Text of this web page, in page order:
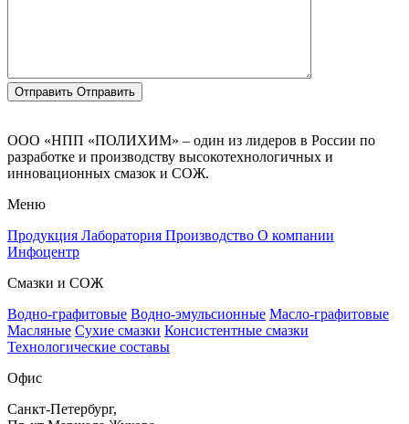
Отправить Отправить
ООО «НПП «ПОЛИХИМ» – один из лидеров в России по
разработке и производству высокотехнологичных и
инновационных смазок и СОЖ.
Меню
Продукция Лаборатория Производство О компании
Инфоцентр
Смазки и СОЖ
Водно-графитовые Водно-эмульсионные Масло-графитовые
Масляные Сухие смазки Консистентные смазки
Технологические составы
Офис
Санкт-Петербург,